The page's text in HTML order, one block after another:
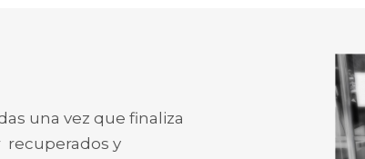
una vez que finaliza
recuperados y